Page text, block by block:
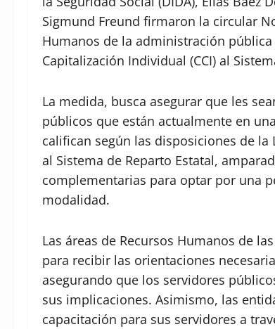
Sigmund Freund firmaron la circular
Humanos de la administración
Capitalización Individual (CCI) al
La medida, busca asegurar que les
públicos que están actualmente en
califican según las disposiciones de
al Sistema de Reparto Estatal,
complementarias para optar por una
modalidad.
Las áreas de Recursos Humanos de
para recibir las orientaciones
asegurando que los servidores
sus implicaciones. Asimismo, las
capacitación para sus servidores a